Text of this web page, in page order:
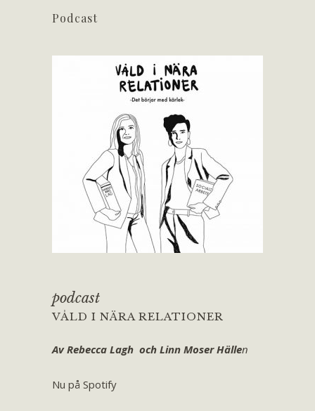
Podcast
podcast
VÅLD I NÄRA RELATIONER
Av Rebecca Lagh och Linn Moser Hällen
Nu på Spotify